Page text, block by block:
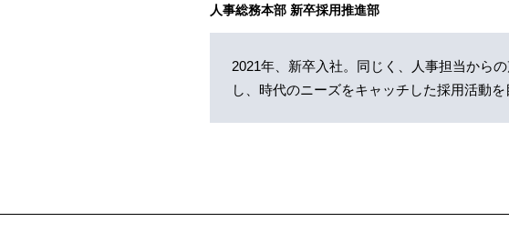
人事総務本部 新卒採用推進部
2021年、新卒入社。同じく、人事担当から
し、時代のニーズをキャッチした採用活動を